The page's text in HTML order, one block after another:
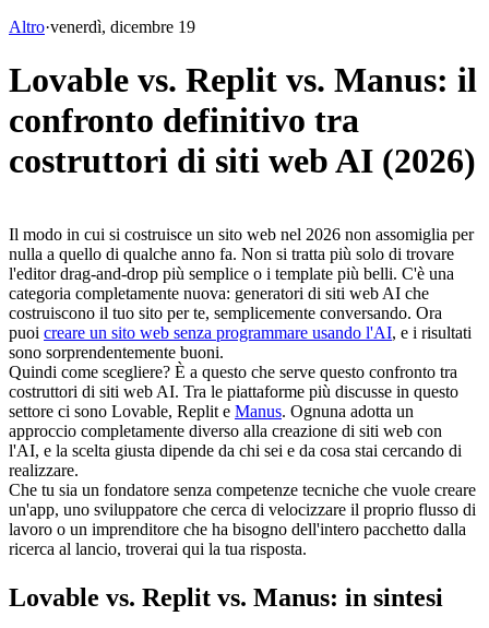
Altro·venerdì, dicembre 19
Lovable vs. Replit vs. Manus: il
confronto definitivo tra
costruttori di siti web AI (2026)
Il modo in cui si costruisce un sito web nel 2026 non assomiglia per
nulla a quello di qualche anno fa. Non si tratta più solo di trovare
l'editor drag-and-drop più semplice o i template più belli. C'è una
categoria completamente nuova: generatori di siti web AI che
costruiscono il tuo sito per te, semplicemente conversando. Ora
puoi creare un sito web senza programmare usando l'AI, e i risultati
sono sorprendentemente buoni.
Quindi come scegliere? È a questo che serve questo confronto tra
costruttori di siti web AI. Tra le piattaforme più discusse in questo
settore ci sono Lovable, Replit e Manus. Ognuna adotta un
approccio completamente diverso alla creazione di siti web con
l'AI, e la scelta giusta dipende da chi sei e da cosa stai cercando di
realizzare.
Che tu sia un fondatore senza competenze tecniche che vuole creare
un'app, uno sviluppatore che cerca di velocizzare il proprio flusso di
lavoro o un imprenditore che ha bisogno dell'intero pacchetto dalla
ricerca al lancio, troverai qui la tua risposta.
Lovable vs. Replit vs. Manus: in sintesi